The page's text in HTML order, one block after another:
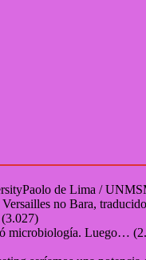
de Lima /
no Bara,
(3.027)
microbiología. Luego…